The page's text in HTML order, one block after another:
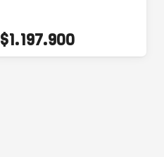
$1.197.900